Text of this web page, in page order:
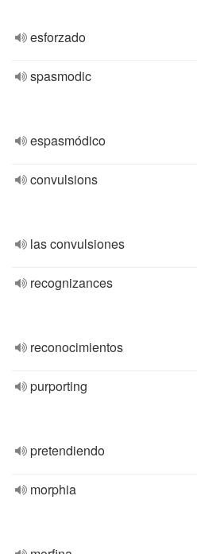
esforzado
spasmodic
espasmódico
convulsions
las convulsiones
recognizances
reconocimientos
purporting
pretendiendo
morphia